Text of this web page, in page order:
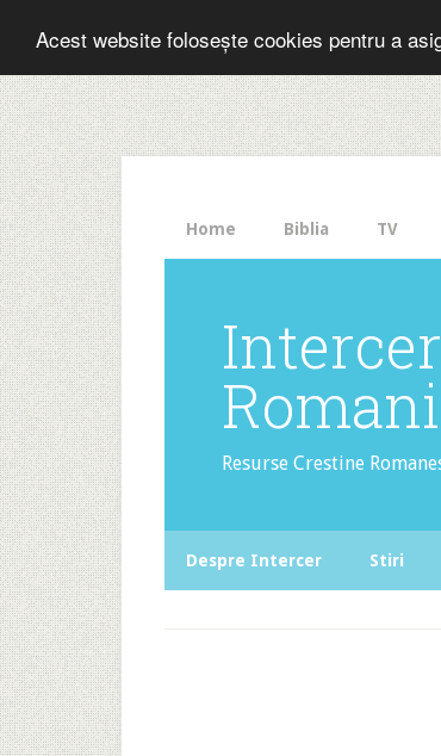
Acest website folosește cookies pentru a
The
HelloBar
- a
little
bar
that
gets
noticed!
Home Biblia TV
Intercer
Resurse Crestine
Despre Intercer Stiri